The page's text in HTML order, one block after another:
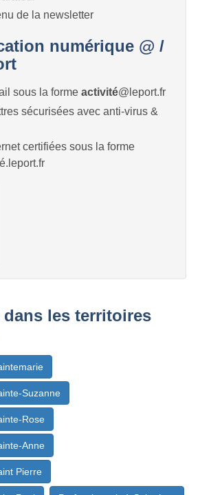
de la newsletter
numérique @ /
sous la forme activité@leport.fr
sécurisées avec anti-virus &
certifiées sous la forme
les territoires
Suzanne
Rose
Anne
Pierre